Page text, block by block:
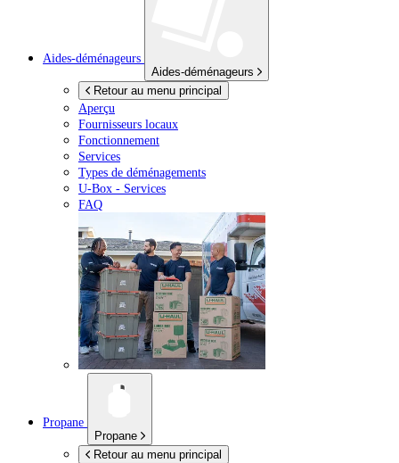
Aides-déménageurs
Aides-déménageurs
Retour au menu principal
Aperçu
Fournisseurs locaux
Fonctionnement
Services
Types de déménagements
U-Box - Services
FAQ
Propane
Propane
Retour au menu principal